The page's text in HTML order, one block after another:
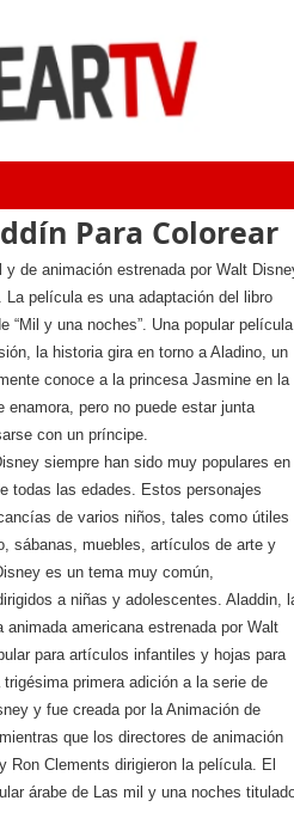
Para Colorear
de animación estrenada por Walt
La película es una adaptación del libro
“Mil y una noches”. Una popular película
la historia gira en torno a Aladino, un
conoce a la princesa Jasmine en la
enamora, pero no puede estar junta
con un príncipe.
siempre han sido muy populares en
todas las edades. Estos personajes
de varios niños, tales como útiles
sábanas, muebles, artículos de arte y
es un tema muy común,
a niñas y adolescentes. Aladdin,
americana estrenada por Walt
para artículos infantiles y hojas para
primera adición a la serie de
y fue creada por la Animación de
que los directores de animación
Ron Clements dirigieron la película. El
árabe de Las mil y una noches